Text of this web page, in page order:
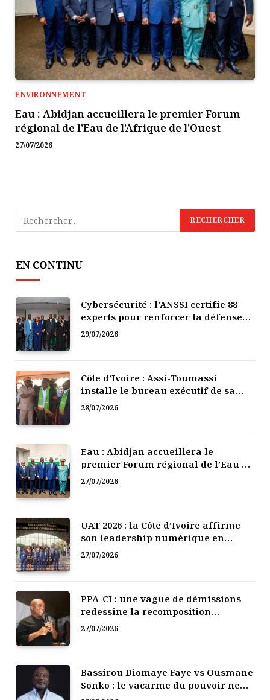
ENVIRONNEMENT
Eau : Abidjan accueillera le premier Forum
régional de l’Eau de l’Afrique de l’Ouest
27/07/2026
EN CONTINU
Cybersécurité : l’ANSSI certifie 88
experts pour renforcer la défense
numérique de la Côte d’Ivoire
29/07/2026
Côte d’Ivoire : Assi-Toumassi
installe le bureau exécutif de sa
mutuelle de développement
28/07/2026
Eau : Abidjan accueillera le
premier Forum régional de l’Eau de
l’Afrique de l’Ouest
27/07/2026
UAT 2026 : la Côte d’Ivoire affirme
son leadership numérique en
Afrique
27/07/2026
PPA-CI : une vague de démissions
redessine la recomposition
politique
27/07/2026
Bassirou Diomaye Faye vs Ousmane
Sonko : le vacarme du pouvoir ne